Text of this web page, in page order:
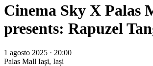
Cinema Sky X Palas
presents: Rapuzel
1 agosto 2025 · 20:00
Palas Mall Iaşi, Iași